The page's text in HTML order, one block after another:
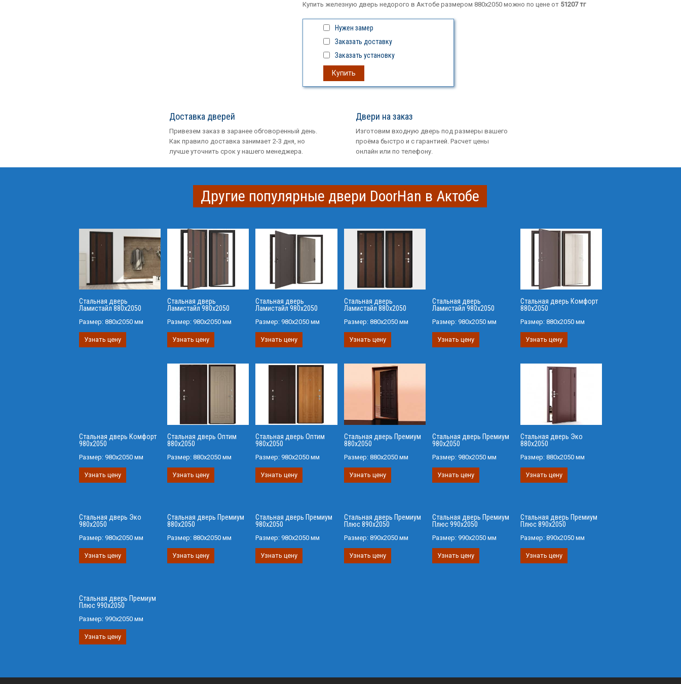
Купить железную дверь недорого в Актобе размером 880х2050 можно по цене от 51207 тг
Нужен замер
Заказать доставку
Заказать установку
Купить
Доставка дверей
Привезем заказ в заранее обговоренный день.
Как правило доставка занимает 2-3 дня, но
лучше уточнить срок у нашего менеджера.
Двери на заказ
Изготовим входную дверь под размеры вашего
проёма быстро и с гарантией. Расчет цены
онлайн или по телефону.
Другие популярные двери DoorHan в Актобе
Стальная дверь
Ламистайл 880х2050
Размер: 880х2050 мм
Узнать цену
Стальная дверь
Ламистайл 980х2050
Размер: 980х2050 мм
Узнать цену
Стальная дверь
Ламистайл 980х2050
Размер: 980х2050 мм
Узнать цену
Стальная дверь
Ламистайл 880х2050
Размер: 880х2050 мм
Узнать цену
Стальная дверь
Ламистайл 980х2050
Размер: 980х2050 мм
Узнать цену
Стальная дверь Комфорт
880х2050
Размер: 880х2050 мм
Узнать цену
Стальная дверь Комфорт
980х2050
Размер: 980х2050 мм
Узнать цену
Стальная дверь Оптим
880х2050
Размер:880х2050 мм
Узнать цену
Стальная дверь Оптим
980х2050
Размер: 980х2050 мм
Узнать цену
Стальная дверь Премиум
880х2050
Размер: 880х2050 мм
Узнать цену
Стальная дверь Премиум
980х2050
Размер: 980х2050 мм
Узнать цену
Стальная дверь Эко
880х2050
Размер: 880х2050 мм
Узнать цену
Стальная дверь Эко
980х2050
Размер: 980х2050 мм
Узнать цену
Стальная дверь Премиум
880х2050
Размер:880х2050 мм
Узнать цену
Стальная дверь Премиум
980х2050
Размер: 980х2050 мм
Узнать цену
Стальная дверь Премиум
Плюс 890х2050
Размер: 890х2050 мм
Узнать цену
Стальная дверь Премиум
Плюс 990х2050
Размер: 990х2050 мм
Узнать цену
Стальная дверь Премиум
Плюс 890х2050
Размер: 890х2050 мм
Узнать цену
Стальная дверь Премиум
Плюс 990х2050
Размер: 990х2050 мм
Узнать цену